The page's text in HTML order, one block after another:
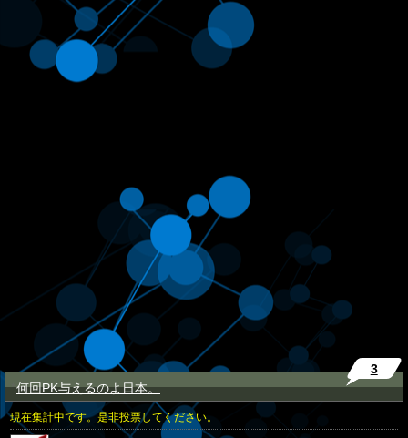
何回PK与えるのよ日本。
3
現在集計中です。是非投票してください。